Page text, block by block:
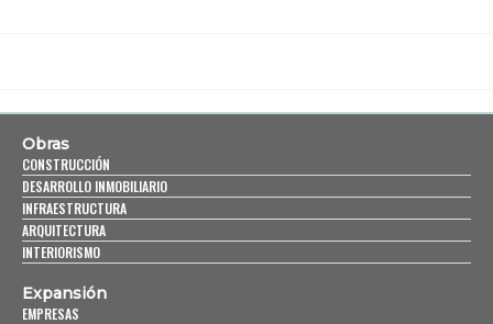
Obras
CONSTRUCCIÓN
DESARROLLO INMOBILIARIO
INFRAESTRUCTURA
ARQUITECTURA
INTERIORISMO
Expansión
EMPRESAS